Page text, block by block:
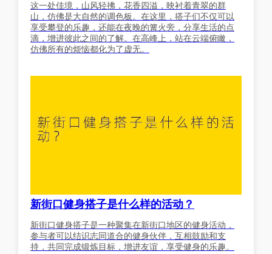
这一处佳境，山风轻拂，花香四溢，映衬着青翠的群
山，仿佛是大自然的调色板。在这里，搭子们不仅可以
享受攀登的乐趣，还能在夜晚的篝火旁，分享生活的点
滴，增进彼此之间的了解。在高峰上，站在云端俯瞰，
仿佛所有的烦恼都化为了虚无。
新街口健身搭子是什么样的活动？
新街口健身搭子是一种聚集在新街口地区的健身活动，
参与者可以结识志同道合的健身伙伴，互相鼓励和支
持，共同完成锻炼目标，增进友谊，享受健身的乐趣。